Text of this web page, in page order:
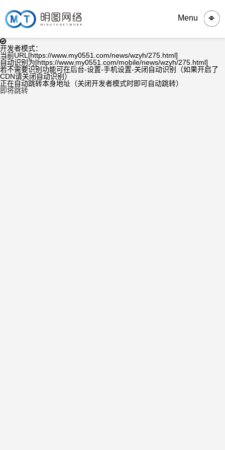
Menu
开发者模式：
当前URL[https://www.my0551.com/news/wzyh/275.html]
自动识别为[https://www.my0551.com/mobile/news/wzyh/275.html]
若不需要识别功能可在后台-设置-手机设置-关闭自动识别（如果开启了
CDN请关闭自动识别）
正在自动跳转本身地址（关闭开发者模式时即可自动跳转）
即将跳转